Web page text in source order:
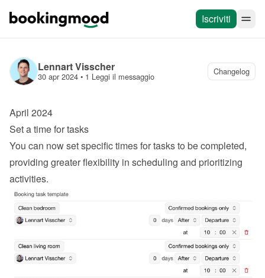
Iscriviti
Lennart Visscher
30 apr 2024 • 1 Leggi il messaggio Changelog
April 2024
Set a time for tasks
You can now set specific times for tasks to be completed,
providing greater flexibility in scheduling and prioritizing
activities.